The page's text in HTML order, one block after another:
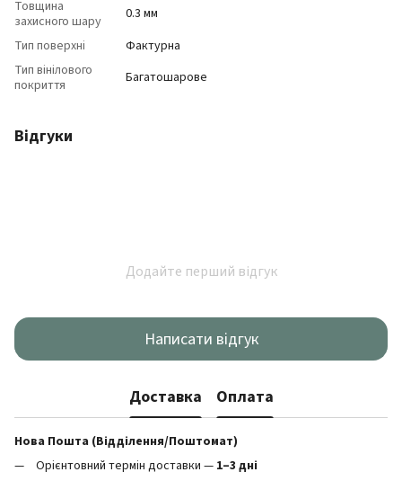
Товщина
захисного шару
0.3 мм
Тип поверхні
Фактурна
Тип вінілового
покриття
Багатошарове
Відгуки
Додайте перший відгук
Написати відгук
Доставка Оплата
Нова Пошта (Відділення/Поштомат)
Орієнтовний термін доставки — 1–3 дні